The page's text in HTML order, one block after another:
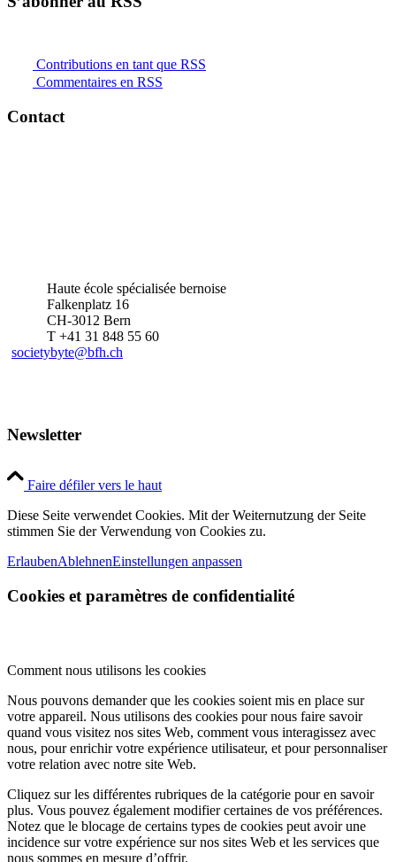
Contributions en tant que RSS
Commentaires en RSS
Contact
Haute école spécialisée bernoise
Falkenplatz 16
CH-3012 Bern
T +41 31 848 55 60
societybyte@bfh.ch
Newsletter
Faire défiler vers le haut
Diese Seite verwendet Cookies. Mit der Weiternutzung der Seite
stimmen Sie der Verwendung von Cookies zu.
ErlaubenAblehnenEinstellungen anpassen
Cookies et paramètres de confidentialité
Comment nous utilisons les cookies
Nous pouvons demander que les cookies soient mis en place sur
votre appareil. Nous utilisons des cookies pour nous faire savoir
quand vous visitez nos sites Web, comment vous interagissez avec
nous, pour enrichir votre expérience utilisateur, et pour personnaliser
votre relation avec notre site Web.
Cliquez sur les différentes rubriques de la catégorie pour en savoir
plus. Vous pouvez également modifier certaines de vos préférences.
Notez que le blocage de certains types de cookies peut avoir une
incidence sur votre expérience sur nos sites Web et les services que
nous sommes en mesure d’offrir.